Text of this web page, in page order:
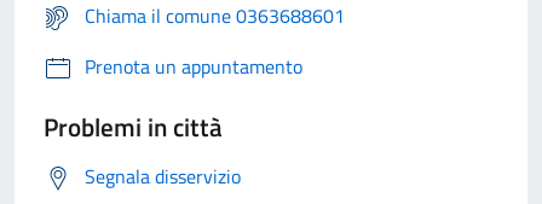
Chiama il comune 0363688601
Prenota un appuntamento
Problemi in città
Segnala disservizio